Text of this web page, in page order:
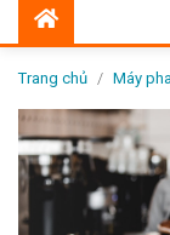
LIÊN HỆ
Trang chủ / Máy